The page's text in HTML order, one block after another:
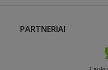
PARTNERIAI